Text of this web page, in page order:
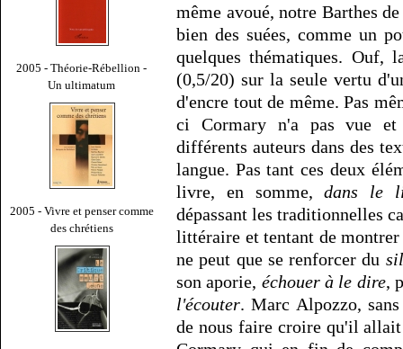
2005 - Théorie-Rébellion -
Un ultimatum
2005 - Vivre et penser comme
des chrétiens
même avoué, notre Barthes
bien des suées, comme un
quelques thématiques. Ouf,
(0,5/20) sur la seule vertu
d'encre tout de même. Pas
ci Cormary n'a pas vue et
différents auteurs dans des
langue. Pas tant ces deux
livre, en somme,dans le
dépassant les traditionnelles
littéraire et tentant de
ne peut que se renforcer du
son aporie, échouer à le dire,
l'écouter. Marc Alpozzo,
de nous faire croire qu'il allait